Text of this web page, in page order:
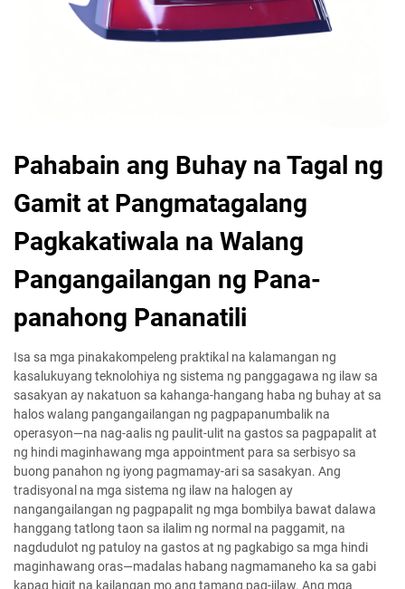
Pahabain ang Buhay na Tagal ng
Gamit at Pangmatagalang
Pagkakatiwala na Walang
Pangangailangan ng Pana-
panahong Pananatili
Isa sa mga pinakakompeleng praktikal na kalamangan ng
kasalukuyang teknolohiya ng sistema ng panggagawa ng ilaw sa
sasakyan ay nakatuon sa kahanga-hangang haba ng buhay at sa
halos walang pangangailangan ng pagpapanumbalik na
operasyon—na nag-aalis ng paulit-ulit na gastos sa pagpapalit at
ng hindi maginhawang mga appointment para sa serbisyo sa
buong panahon ng iyong pagmamay-ari sa sasakyan. Ang
tradisyonal na mga sistema ng ilaw na halogen ay
nangangailangan ng pagpapalit ng mga bombilya bawat dalawa
hanggang tatlong taon sa ilalim ng normal na paggamit, na
nagdudulot ng patuloy na gastos at ng pagkabigo sa mga hindi
maginhawang oras—madalas habang nagmamaneho ka sa gabi
kapag higit na kailangan mo ang tamang pag-iilaw. Ang mga